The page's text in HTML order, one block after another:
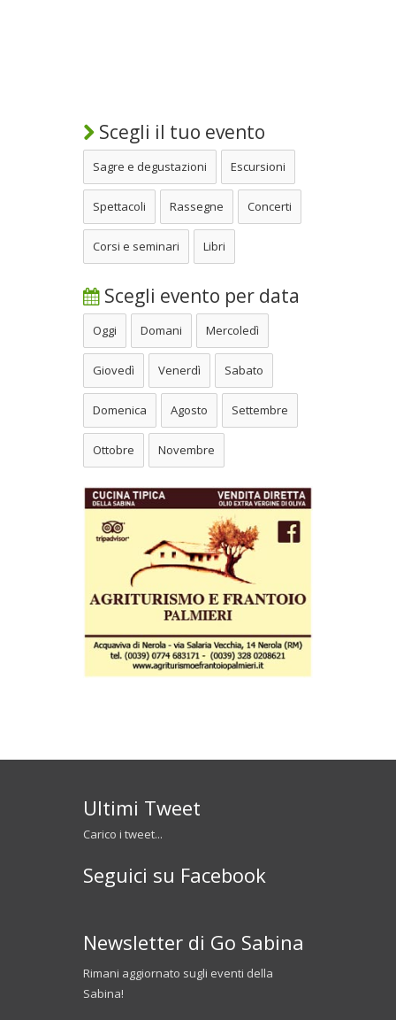
Scegli il tuo evento
Sagre e degustazioni Escursioni
Spettacoli Rassegne Concerti
Corsi e seminari Libri
Scegli evento per data
Oggi Domani Mercoledì
Giovedì Venerdì Sabato
Domenica Agosto Settembre
Ottobre Novembre
Ultimi Tweet
Carico i tweet...
Seguici su Facebook
Newsletter di Go Sabina
Rimani aggiornato sugli eventi della
Sabina!